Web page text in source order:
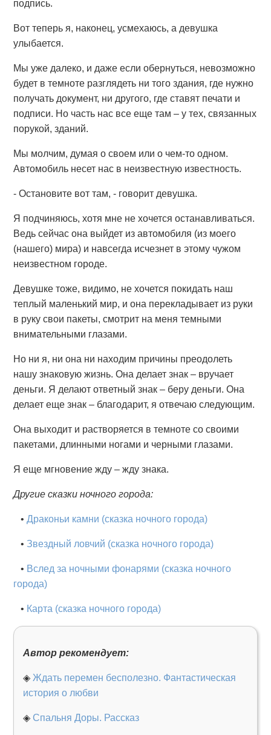
подпись.
Вот теперь я, наконец, усмехаюсь, а девушка
улыбается.
Мы уже далеко, и даже если обернуться, невозможно
будет в темноте разглядеть ни того здания, где нужно
получать документ, ни другого, где ставят печати и
подписи. Но часть нас все еще там – у тех, связанных
порукой, зданий.
Мы молчим, думая о своем или о чем-то одном.
Автомобиль несет нас в неизвестную известность.
- Остановите вот там, - говорит девушка.
Я подчиняюсь, хотя мне не хочется останавливаться.
Ведь сейчас она выйдет из автомобиля (из моего
(нашего) мира) и навсегда исчезнет в этому чужом
неизвестном городе.
Девушке тоже, видимо, не хочется покидать наш
теплый маленький мир, и она перекладывает из руки
в руку свои пакеты, смотрит на меня темными
внимательными глазами.
Но ни я, ни она ни находим причины преодолеть
нашу знаковую жизнь. Она делает знак – вручает
деньги. Я делают ответный знак – беру деньги. Она
делает еще знак – благодарит, я отвечаю следующим.
Она выходит и растворяется в темноте со своими
пакетами, длинными ногами и черными глазами.
Я еще мгновение жду – жду знака.
Другие сказки ночного города:
•Драконьи камни (сказка ночного города)
• Звездный ловчий (сказка ночного города)
• Вслед за ночными фонарями (сказка ночного
города)
• Карта (сказка ночного города)
Автор рекомендует:
◈ Ждать перемен бесполезно. Фантастическая
история о любви
◈ Спальня Доры. Рассказ